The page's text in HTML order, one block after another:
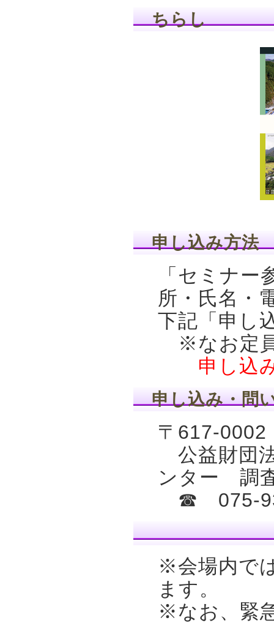
ちらし
申し込み方法
「セミナ
所・氏名・
下記「申し
※なお定員
申し込み
申し込み・問
〒617-
公益財団
ンター 調
☎ 075-
※会場内で
ます。
※なお、緊